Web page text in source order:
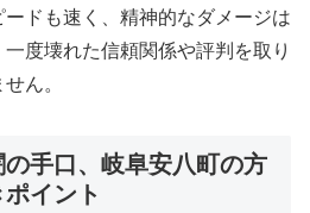
ドも速く、精神的なダメージは
度壊れた信頼関係や評判を取り
ん。
手口、岐阜安八町の方
イント